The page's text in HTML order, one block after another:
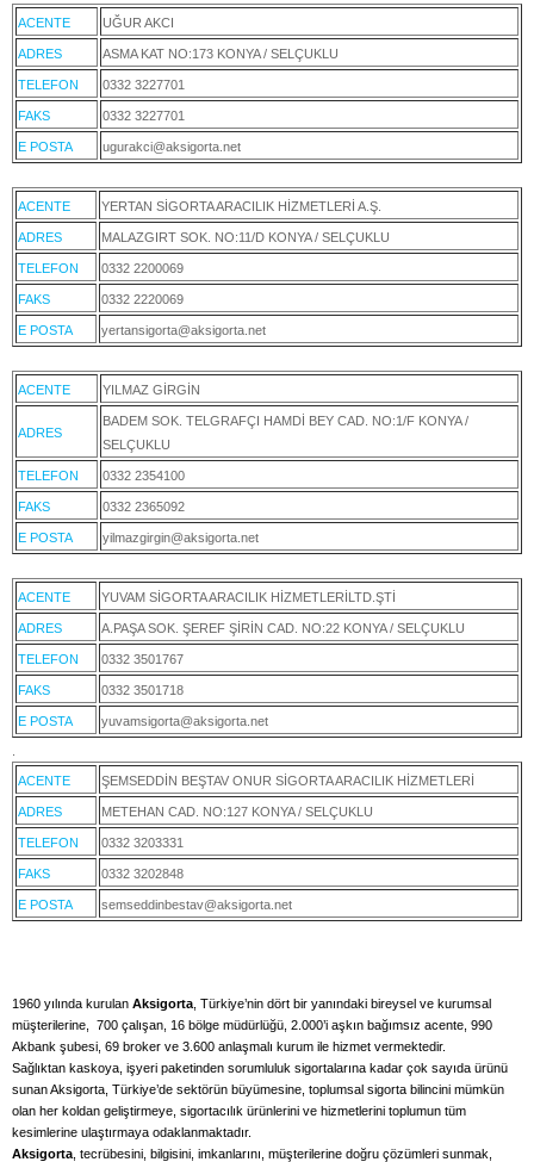
ACENTE UĞUR AKCI
ADRES ASMA KAT NO:173 KONYA / SELÇUKLU
TELEFON 0332 3227701
FAKS 0332 3227701
E POSTA ugurakci@aksigorta.net
ACENTE YERTAN SİGORTA ARACILIK HİZMETLERİ A.Ş.
ADRES MALAZGIRT SOK. NO:11/D KONYA / SELÇUKLU
TELEFON 0332 2200069
FAKS 0332 2220069
E POSTA yertansigorta@aksigorta.net
ACENTE YILMAZ GİRGİN
ADRES
BADEM SOK. TELGRAFÇI HAMDİ BEY CAD. NO:1/F KONYA /
SELÇUKLU
TELEFON 0332 2354100
FAKS 0332 2365092
E POSTA yilmazgirgin@aksigorta.net
ACENTE YUVAM SİGORTA ARACILIK HİZMETLERİLTD.ŞTİ
ADRES A.PAŞA SOK. ŞEREF ŞİRİN CAD. NO:22 KONYA / SELÇUKLU
TELEFON 0332 3501767
FAKS 0332 3501718
E POSTA yuvamsigorta@aksigorta.net
ACENTE ŞEMSEDDİN BEŞTAV ONUR SİGORTA ARACILIK HİZMETLERİ
ADRES METEHAN CAD. NO:127 KONYA / SELÇUKLU
TELEFON 0332 3203331
FAKS 0332 3202848
E POSTA semseddinbestav@aksigorta.net
1960 yılında kurulan Aksigorta , Türkiye’nin dört bir yanındaki bireysel ve kurumsal
müşterilerine, 700 çalışan, 16 bölge müdürlüğü, 2.000’i aşkın bağımsız acente, 990
Akbank şubesi, 69 broker ve 3.600 anlaşmalı kurum ile hizmet vermektedir.
Sağlıktan kaskoya, işyeri paketinden sorumluluk sigortalarına kadar çok sayıda ürünü
sunan Aksigorta, Türkiye’de sektörün büyümesine, toplumsal sigorta bilincini mümkün
olan her koldan geliştirmeye, sigortacılık ürünlerini ve hizmetlerini toplumun tüm
kesimlerine ulaştırmaya odaklanmaktadır.
Aksigorta , tecrübesini, bilgisini, imkanlarını, müşterilerine doğru çözümleri sunmak,